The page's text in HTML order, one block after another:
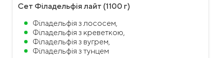
Сет Філадельфія лайт (1100 г)
Філадельфія з лососем,
Філадельфія з креветкою,
Філадельфія з вугрем,
Філадельфія з тунцем